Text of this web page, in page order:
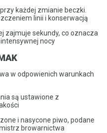
każdej zmianie beczki.
linii i konserwacją
zajmuje sekundy, co oznacza
nocy
w odpowienich warunkach
są ustawione z
i nasycone piwo, podane
browarnictwa